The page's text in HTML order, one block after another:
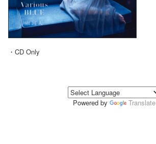
・CD Only
Powered by Translate